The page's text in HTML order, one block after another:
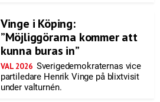
Vinge i Köping:
”Möjliggörarna kommer att
kunna buras in”
VAL 2026 Sverigedemokraternas vice
partiledare Henrik Vinge på blixtvisit
under valturnén.